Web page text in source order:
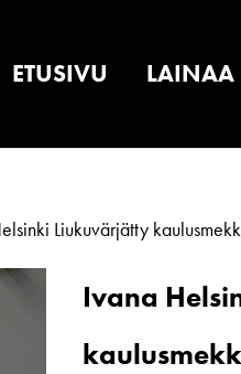
ETUSIVU LAINAA
Liukuvärjätty
Ivana